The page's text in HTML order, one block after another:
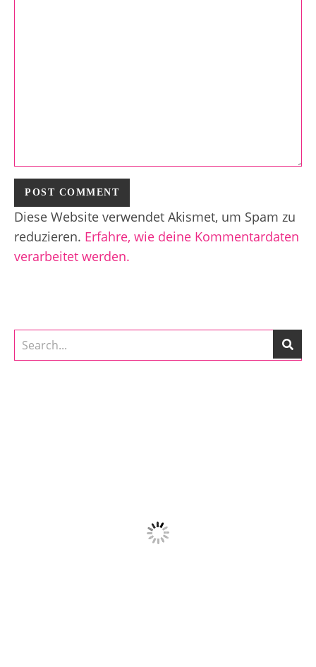
Diese Website verwendet Akismet, um Spam zu
reduzieren. Erfahre, wie deine Kommentardaten
verarbeitet werden.